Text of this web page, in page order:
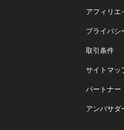
アフィリエ
プライバシ
取引条件
サイトマッ
パートナー
アンバサダ